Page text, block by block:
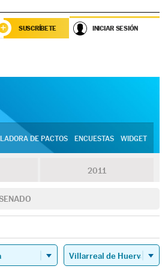
SUSCRÍBETE INICIAR SESIÓN
DE PACTOS ENCUESTAS WIDGET
2011